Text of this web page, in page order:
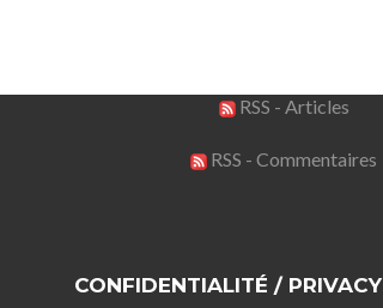
RSS - Articles
RSS - Commentaires
CONFIDENTIALITÉ / PRIVACY